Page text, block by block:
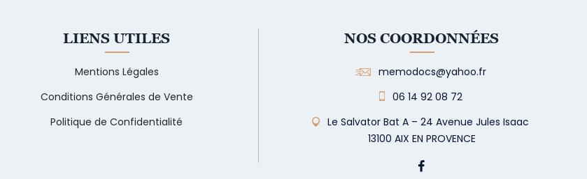
LIENS UTILES
Mentions Légales
Conditions Générales de Vente
Politique de Confidentialité
NOS COORDONNÉES
memodocs@yahoo.fr
06 14 92 08 72
Le Salvator Bat A – 24 Avenue Jules Isaac
13100 AIX EN PROVENCE